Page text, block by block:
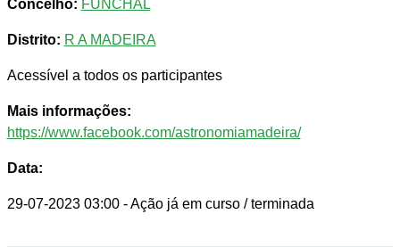
Concelho: FUNCHAL
Distrito: R A MADEIRA
Acessível a todos os participantes
Mais informações:
https://www.facebook.com/astronomiamadeira/
Data:
29-07-2023 03:00 - Ação já em curso / terminada